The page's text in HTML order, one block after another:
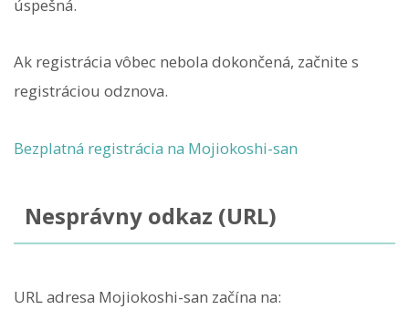
úspešná.
Ak registrácia vôbec nebola dokončená, začnite s
registráciou odznova.
Bezplatná registrácia na Mojiokoshi-san
Nesprávny odkaz (URL)
URL adresa Mojiokoshi-san začína na: